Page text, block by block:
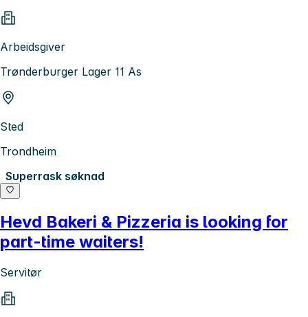
Arbeidsgiver
Trønderburger Lager 11 As
Sted
Trondheim
Superrask søknad
Hevd Bakeri & Pizzeria is looking for
part-time waiters!
Servitør